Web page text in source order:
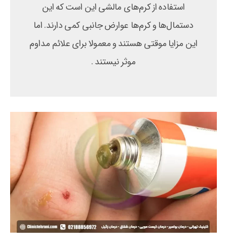
استفاده از کرم‌های مالشی این است که این
دستمال‌ها و کرم‌ها عوارض جانبی کمی دارند. اما
این مزایا موقتی هستند و معمولا برای علائم مداوم
موثر نیستند .